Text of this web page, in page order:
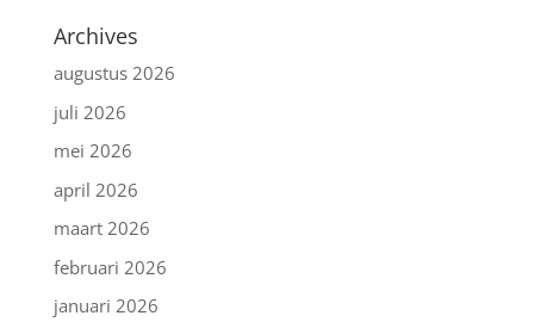
Archives
augustus 2026
juli 2026
mei 2026
april 2026
maart 2026
februari 2026
januari 2026